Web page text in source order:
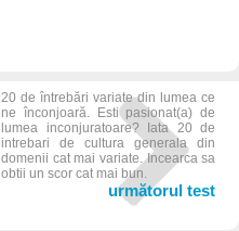
20 de întrebări variate din lumea ce
ne înconjoară. Esti pasionat(a) de
lumea inconjuratoare? Iata 20 de
intrebari de cultura generala din
domenii cat mai variate. Incearca sa
obtii un scor cat mai bun.
următorul test